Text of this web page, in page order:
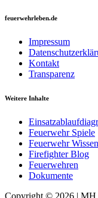
feuerwehrleben.de
Impressum
Kontakt
Transparenz
Weitere Inhalte
Feuerwehr Spiele
Feuerwehr Wissen
Firefighter Blog
Feuerwehren
Dokumente